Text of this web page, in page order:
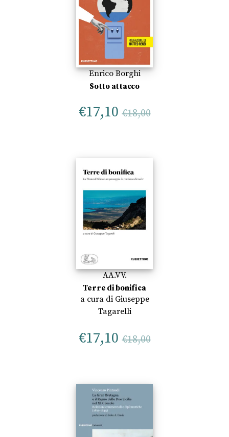
Enrico Borghi
Sotto attacco
€17,10 €18,00
AA.VV.
Terre di bonifica
a cura di Giuseppe
Tagarelli
€17,10 €18,00